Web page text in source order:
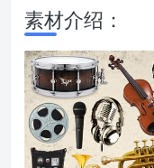
素材介绍：